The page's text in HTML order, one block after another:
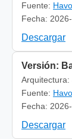
Fuente:
Fecha:
Descargar
Versión:
Fuente:
Fecha:
Descargar